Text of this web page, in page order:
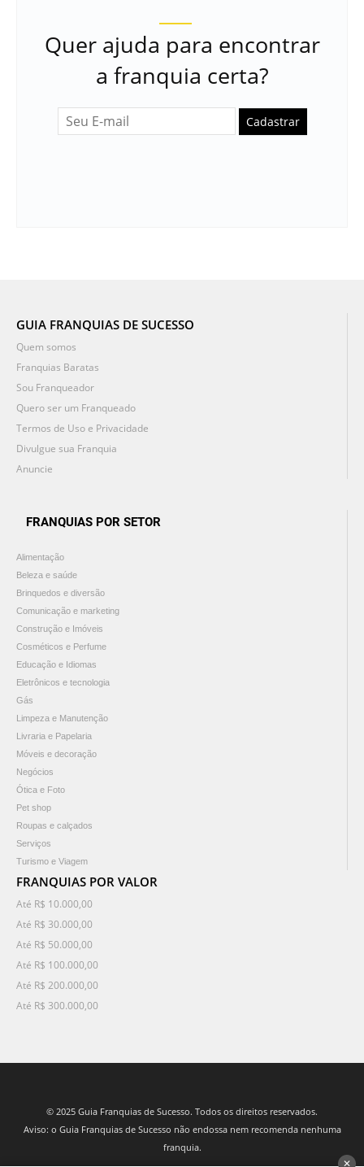
Quer ajuda para encontrar
a franquia certa?
Cadastrar
GUIA FRANQUIAS DE SUCESSO
Quem somos
Franquias Baratas
Sou Franqueador
Quero ser um Franqueado
Termos de Uso e Privacidade
Divulgue sua Franquia
Anuncie
FRANQUIAS POR SETOR
Alimentação
Beleza e saúde
Brinquedos e diversão
Comunicação e marketing
Construção e Imóveis
Cosméticos e Perfume
Educação e Idiomas
Eletrônicos e tecnologia
Gás
Limpeza e Manutenção
Livraria e Papelaria
Móveis e decoração
Negócios
Ótica e Foto
Pet shop
Roupas e calçados
Serviços
Turismo e Viagem
FRANQUIAS POR VALOR
Até R$ 10.000,00
Até R$ 30.000,00
Até R$ 50.000,00
Até R$ 100.000,00
Até R$ 200.000,00
Até R$ 300.000,00
© 2025 Guia Franquias de Sucesso. Todos os direitos reservados.
Aviso: o Guia Franquias de Sucesso não endossa nem recomenda nenhuma
franquia.
✕